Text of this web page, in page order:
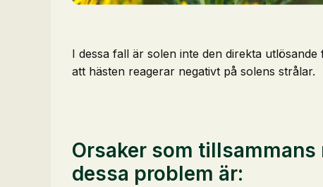
I dessa fall är solen inte den direkta
att hästen reagerar negativt på solens strålar.
Orsaker som tillsammans
dessa problem är: